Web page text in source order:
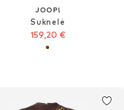
JOOP!
Suknelė
159,20 €